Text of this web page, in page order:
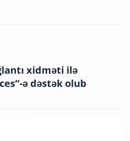
xidməti ilə
ə dəstək olub